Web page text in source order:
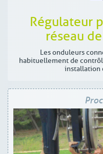
Régulateur
réseau
Les onduleurs
habituellement de
installation